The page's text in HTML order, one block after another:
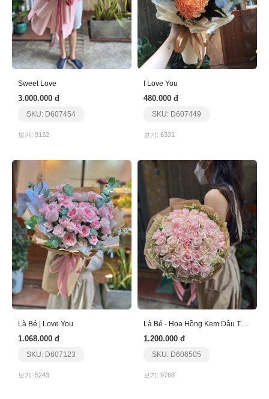
Sweet Love
3.000.000 đ
SKU: D607454
보기: 9132
I Love You
480.000 đ
SKU: D607449
보기: 6331
Là Bé | Love You
1.068.000 đ
SKU: D607123
보기: 5243
Là Bé - Hoa Hồng Kem Dâu Tặng Sinh Nhật
1.200.000 đ
SKU: D606505
보기: 9768